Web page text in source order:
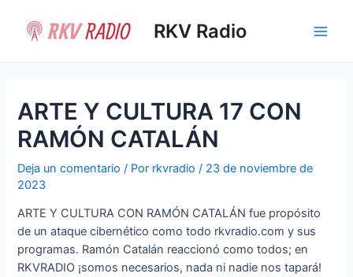
contenido
RKV Radio
ARTE Y CULTURA 17 CON
RAMÓN CATALÁN
Deja un comentario / Por rkvradio/ 23 de noviembre de
2023
ARTE Y CULTURA CON RAMÓN CATALÁN fue propósito
de un ataque cibernético como todo rkvradio.com y sus
programas. Ramón Catalán reaccionó como todos; en
RKVRADIO ¡somos necesarios, nada ni nadie nos tapará!